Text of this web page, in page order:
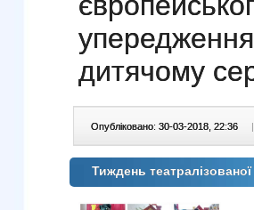
дитячому
Опубліковано: 30-03-2018, 22:36 |
Тиждень